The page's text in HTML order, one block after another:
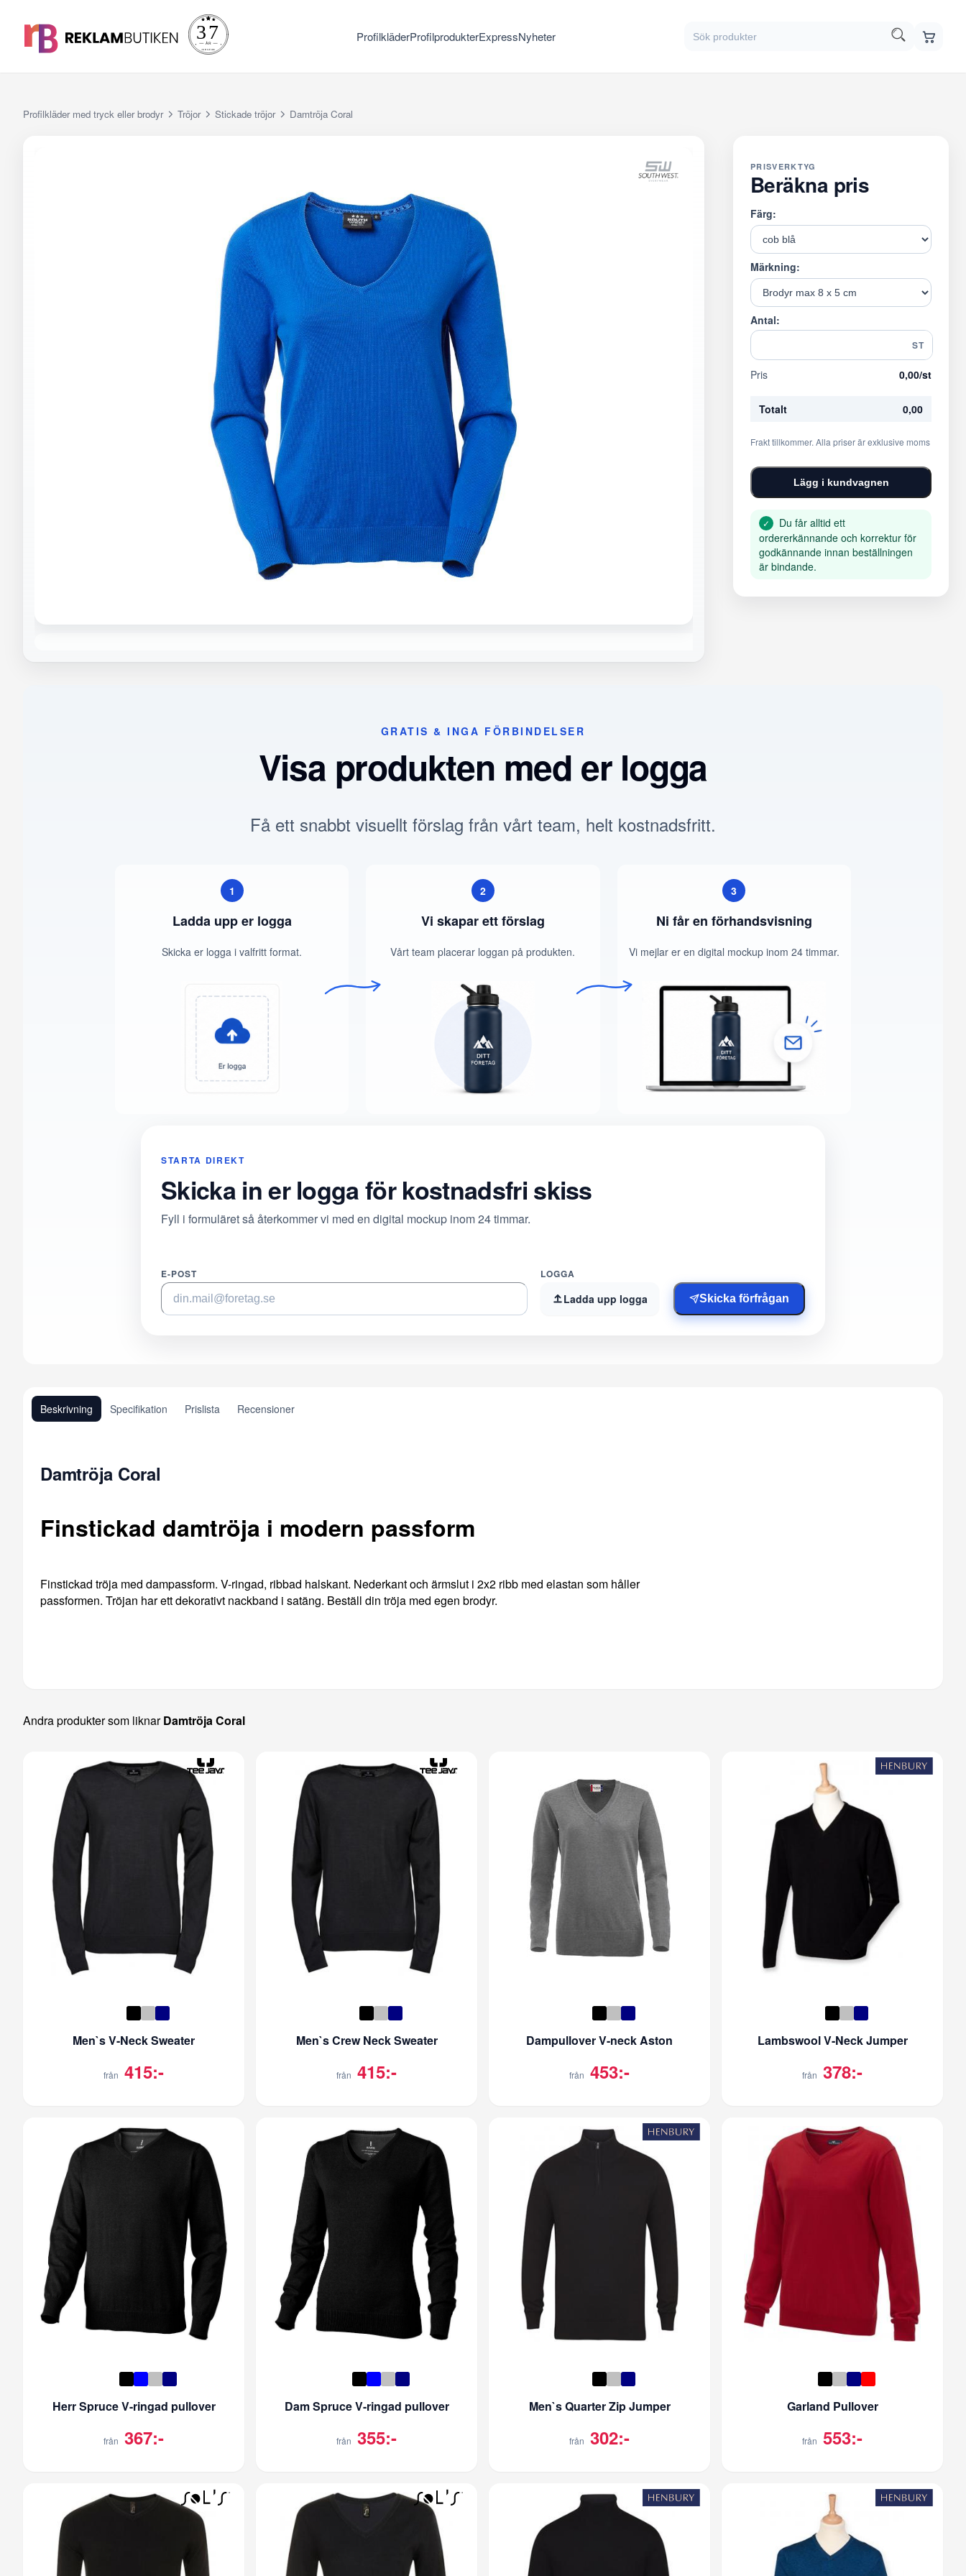
ProfilkläderProfilprodukterExpressNyheter
Profilkläder med tryck eller brodyr Tröjor Stickade tröjor Damtröja Coral
PRISVERKTYG
Beräkna pris
Färg:
Märkning:
Antal:
ST
Pris 0,00/st
Totalt 0,00
Frakt tillkommer. Alla priser är exklusive moms
Lägg i kundvagnen
✓
Du får alltid ett
ordererkännande och korrektur för
godkännande innan beställningen
är bindande.
GRATIS & INGA FÖRBINDELSER
Visa produkten med er logga
Få ett snabbt visuellt förslag från vårt team, helt kostnadsfritt.
1
Ladda upp er logga
Skicka er logga i valfritt format.
2
Vi skapar ett förslag
Vårt team placerar loggan på produkten.
3
Ni får en förhandsvisning
Vi mejlar er en digital mockup inom 24 timmar.
STARTA DIREKT
Skicka in er logga för kostnadsfri skiss
Fyll i formuläret så återkommer vi med en digital mockup inom 24 timmar.
E-POST LOGGA
Ladda upp logga Skicka förfrågan
Beskrivning Specifikation Prislista Recensioner
Damtröja Coral
Finstickad damtröja i modern passform
Finstickad tröja med dampassform. V-ringad, ribbad halskant. Nederkant och ärmslut i 2x2 ribb med elastan som håller
passformen. Tröjan har ett dekorativt nackband i satäng. Beställ din tröja med egen brodyr.
Andra produkter som liknarDamtröja Coral
Men`s V-Neck Sweater
från 415:-
Men`s Crew Neck Sweater
från 415:-
Dampullover V-neck Aston
från 453:-
Lambswool V-Neck Jumper
från 378:-
Herr Spruce V-ringad pullover
från 367:-
Dam Spruce V-ringad pullover
från 355:-
Men`s Quarter Zip Jumper
från 302:-
Garland Pullover
från 553:-